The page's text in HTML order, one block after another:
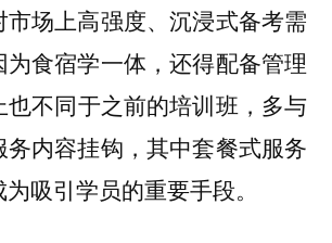
场上高强度、沉浸式备考需
食宿学一体，还得配备管理
也不同于之前的培训班，多与
务内容挂钩，其中套餐式服务
吸引学员的重要手段。